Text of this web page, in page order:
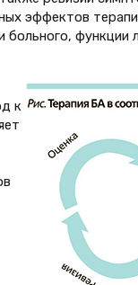
эффектов
больного, функции
к